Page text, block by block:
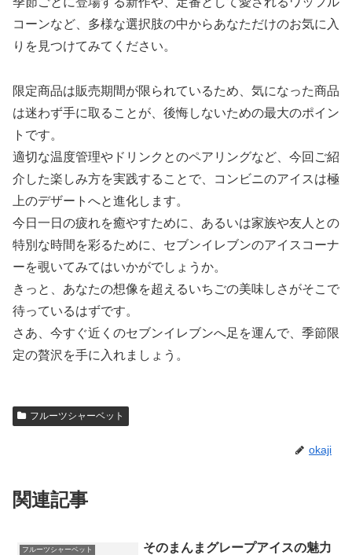
コーンなど、多様な選択肢の中からあなただけのお気に入
りを見つけてみてください。
限定商品は販売期間が限られているため、気になった商品
は迷わず手に取ることが、後悔しないための最大のポイン
トです。
適切な温度管理やドリンクとのペアリングなど、今回ご紹
介した楽しみ方を実践することで、コンビニのアイスは極
上のデザートへと進化します。
今日一日の疲れを癒やすために、あるいは家族や友人との
特別な時間を彩るために、セブンイレブンのアイスコーナ
ーを覗いてみてはいかがでしょうか。
きっと、あなたの想像を超えるいちごの美味しさがそこで
待っているはずです。
さあ、今すぐ近くのセブンイレブンへ足を運んで、季節限
定の贅沢を手に入れましょう。
フルーツシャーベット
okaji
関連記事
フルーツシャーベット
そのまんまグレープアイスの魅力